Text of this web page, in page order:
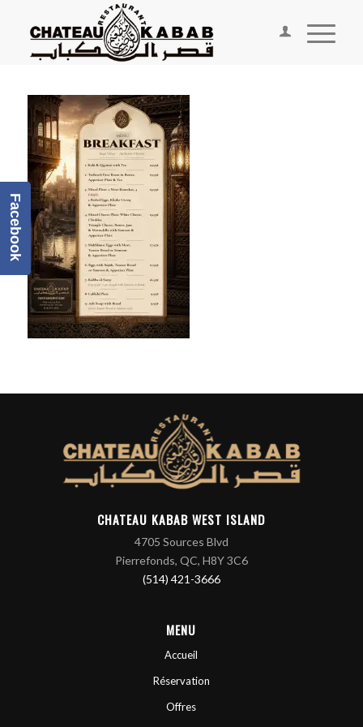
CHATEAU KABAB WEST ISLAND
4705 Sources Blvd
Pierrefonds, QC, H8Y 3C6
(514) 421-3666
MENU
Accueil
Réservation
Offres
Facebook